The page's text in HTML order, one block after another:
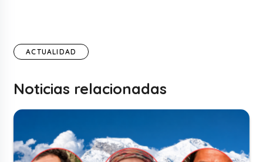
ACTUALIDAD
Noticias relacionadas